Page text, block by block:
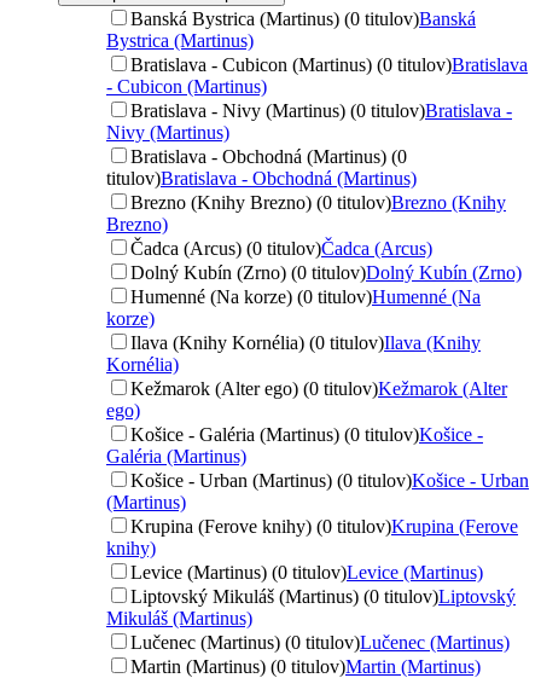
Banská Bystrica (Martinus) (0 titulov)Banská
Bystrica (Martinus)
Bratislava - Cubicon (Martinus) (0 titulov)Bratislava
- Cubicon (Martinus)
Bratislava - Nivy (Martinus) (0 titulov)Bratislava -
Nivy (Martinus)
Bratislava - Obchodná (Martinus) (0
titulov)Bratislava - Obchodná (Martinus)
Brezno (Knihy Brezno) (0 titulov)Brezno (Knihy
Brezno)
Čadca (Arcus) (0 titulov)Čadca (Arcus)
Dolný Kubín (Zrno) (0 titulov)Dolný Kubín (Zrno)
Humenné (Na korze) (0 titulov)Humenné (Na
korze)
Ilava (Knihy Kornélia) (0 titulov)Ilava (Knihy
Kornélia)
Kežmarok (Alter ego) (0 titulov)Kežmarok (Alter
ego)
Košice - Galéria (Martinus) (0 titulov)Košice -
Galéria (Martinus)
Košice - Urban (Martinus) (0 titulov)Košice - Urban
(Martinus)
Krupina (Ferove knihy) (0 titulov)Krupina (Ferove
knihy)
Levice (Martinus) (0 titulov)Levice (Martinus)
Liptovský Mikuláš (Martinus) (0 titulov)Liptovský
Mikuláš (Martinus)
Lučenec (Martinus) (0 titulov)Lučenec (Martinus)
Martin (Martinus) (0 titulov)Martin (Martinus)